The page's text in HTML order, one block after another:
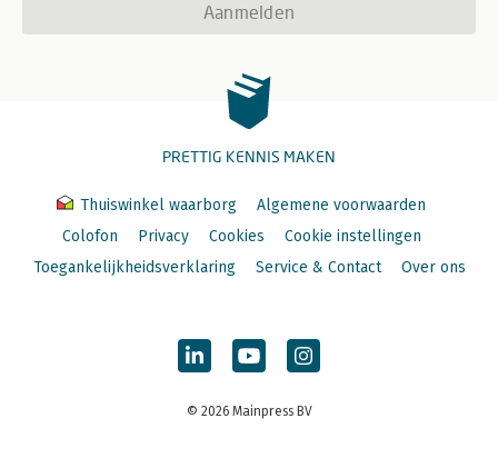
Aanmelden
PRETTIG KENNIS MAKEN
Thuiswinkel waarborg
Algemene voorwaarden
Colofon
Privacy Cookies
Cookie instellingen
Toegankelijkheidsverklaring
Service & Contact Over ons
© 2026 Mainpress BV